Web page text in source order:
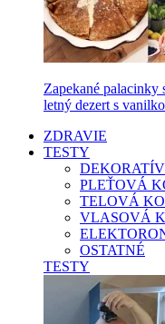
Zapekané
letný dezert s
ZDRAVIE
TESTY
PLEŤOVÁ
TELOVÁ
VLASOVÁ
OSTATNÉ
TESTY